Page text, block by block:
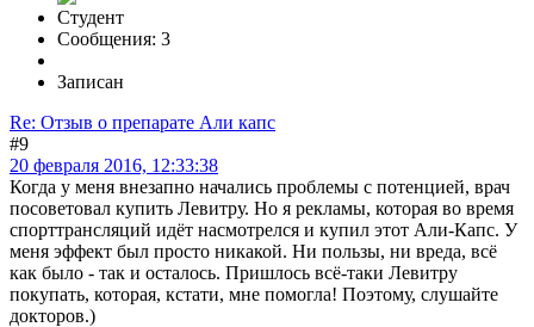
Студент
Сообщения: 3
Записан
Re: Отзыв о препарате Али капс
#9
20 февраля 2016, 12:33:38
Когда у меня внезапно начались проблемы с потенцией, врач
посоветовал купить Левитру. Но я рекламы, которая во время
спорттрансляций идёт насмотрелся и купил этот Али-Капс. У
меня эффект был просто никакой. Ни пользы, ни вреда, всё
как было - так и осталось. Пришлось всё-таки Левитру
покупать, которая, кстати, мне помогла! Поэтому, слушайте
докторов.)